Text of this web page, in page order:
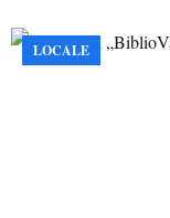
LOCALE